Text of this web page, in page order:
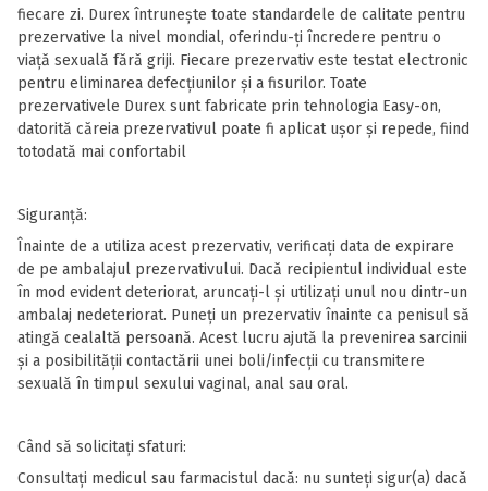
fiecare zi. Durex întrunește toate standardele de calitate pentru
prezervative la nivel mondial, oferindu-ți încredere pentru o
viață sexuală fără griji. Fiecare prezervativ este testat electronic
pentru eliminarea defecțiunilor și a fisurilor. Toate
prezervativele Durex sunt fabricate prin tehnologia Easy-on,
datorită căreia prezervativul poate fi aplicat ușor și repede, fiind
totodată mai confortabil
Siguranță:
Înainte de a utiliza acest prezervativ, verificați data de expirare
de pe ambalajul prezervativului. Dacă recipientul individual este
în mod evident deteriorat, aruncați-l și utilizați unul nou dintr-un
ambalaj nedeteriorat. Puneți un prezervativ înainte ca penisul să
atingă cealaltă persoană. Acest lucru ajută la prevenirea sarcinii
și a posibilității contactării unei boli/infecții cu transmitere
sexuală în timpul sexului vaginal, anal sau oral.
Când să solicitați sfaturi:
Consultați medicul sau farmacistul dacă: nu sunteți sigur(a) dacă